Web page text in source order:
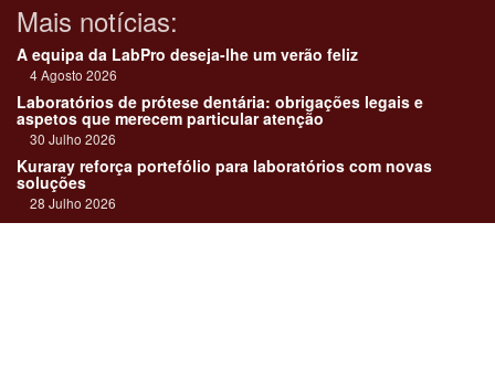
Mais notícias:
A equipa da LabPro deseja-lhe um verão feliz
4 Agosto 2026
Laboratórios de prótese dentária: obrigações legais e
aspetos que merecem particular atenção
30 Julho 2026
Kuraray reforça portefólio para laboratórios com novas
soluções
28 Julho 2026
"Devemos encarar cada caso como uma história construída